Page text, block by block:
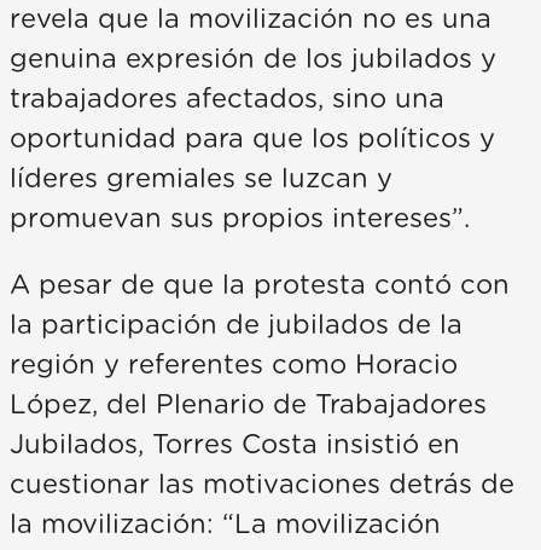
revela que la movilización no es una
genuina expresión de los jubilados y
trabajadores afectados, sino una
oportunidad para que los políticos y
líderes gremiales se luzcan y
promuevan sus propios intereses”.
A pesar de que la protesta contó con
la participación de jubilados de la
región y referentes como Horacio
López, del Plenario de Trabajadores
Jubilados, Torres Costa insistió en
cuestionar las motivaciones detrás de
la movilización: “La movilización